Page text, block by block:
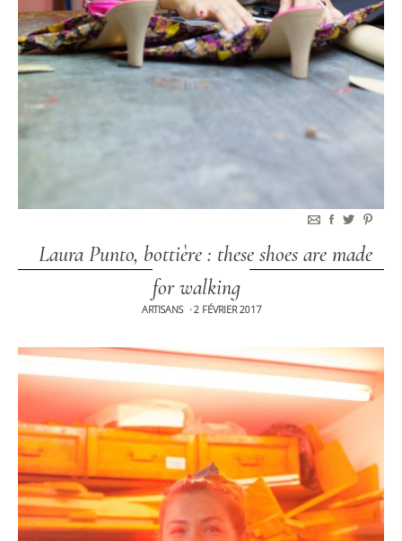
Laura Punto, bottière : these shoes are made
for walking
ARTISANS •2 FÉVRIER 2017